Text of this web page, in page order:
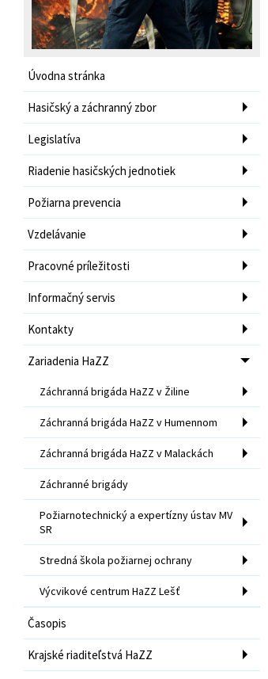
Úvodna stránka
Hasičský a záchranný zbor
Legislatíva
Riadenie hasičských jednotiek
Požiarna prevencia
Vzdelávanie
Pracovné príležitosti
Informačný servis
Kontakty
Zariadenia HaZZ
Záchranná brigáda HaZZ v Žiline
Záchranná brigáda HaZZ v Humennom
Záchranná brigáda HaZZ v Malackách
Záchranné brigády
Požiarnotechnický a expertízny ústav MV
SR
Stredná škola požiarnej ochrany
Výcvikové centrum HaZZ Lešť
Časopis
Krajské riaditeľstvá HaZZ